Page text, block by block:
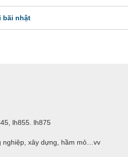
bãi nhật
lh855. lh875
nghiệp, xây dựng, hầm mỏ…vv